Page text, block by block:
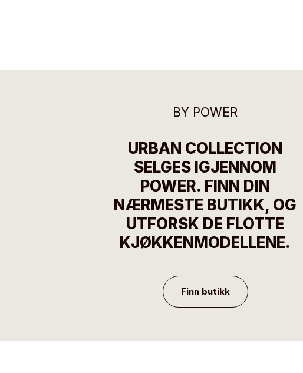
BY POWER
URBAN COLLECTION
SELGES IGJENNOM
POWER. FINN DIN
NÆRMESTE BUTIKK, OG
UTFORSK DE FLOTTE
KJØKKENMODELLENE.
Finn butikk